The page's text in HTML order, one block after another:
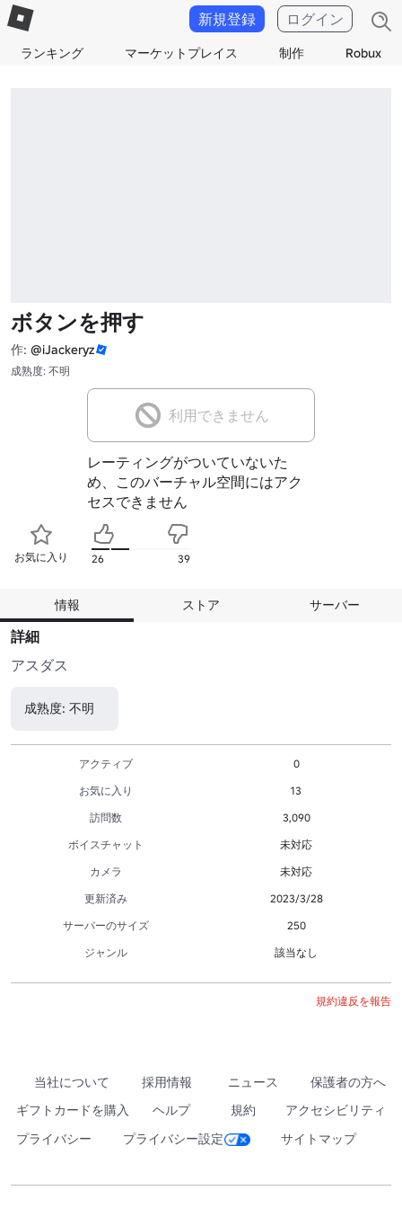
ランキング マーケットプレイス 制作 Robux
新規登録 ログイン
ボタンを押す
作: @iJackeryz
成熟度: 不明
利用できません
レーティングがついていないた
め、このバーチャル空間にはアク
セスできません
お気に入り 26 39
情報 ストア サーバー
詳細
アスダス
成熟度: 不明
アクティブ
0
お気に入り
13
訪問数
3,090
ボイスチャット
未対応
カメラ
未対応
更新済み
2023/3/28
サーバーのサイズ
250
ジャンル
該当なし
規約違反を報告
当社について 採用情報 ニュース
保護者の方へ
ギフトカードを購入
ヘルプ 規約
アクセシビリティ
プライバシー
プライバシー設定 サイトマップ